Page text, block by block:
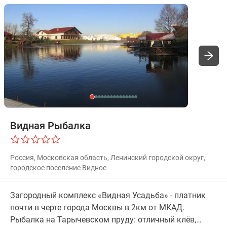
Видная Рыбалка
Россия, Московская область, Ленинский городской округ,
городское поселение Видное
Загородный комплекс «Видная Усадьба» - платник
почти в черте города Москвы в 2км от МКАД.
Рыбалка на Тарычевском пруду: отличный клёв,